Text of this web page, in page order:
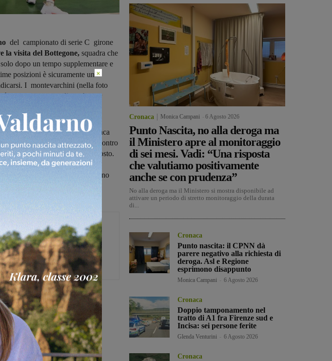
del campionato di serie C girone
la visita del Bottegone, squadra che
dopo un tempo supplementare e
posizioni è sicuramente un
I montevarchini (nella foto
non faranno regali, anche per
in classifica.
il ritorno a una vittoria che manca
nel match casalingo contro
si trova al terzultimo posto.
essere anche alla portata dei
il passo giusto il girone di ritorno
Cronaca Monica Campani 6 Agosto 2026
Punto Nascita, no alla deroga ma
il Ministero apre al monitoraggio
di sei mesi. Vadi: “Una risposta
che valutiamo positivamente
anche se con prudenza”
No alla deroga ma il Ministero si mostra disponibile ad
attivare un periodo di stretto monitoraggio della durata
di...
Cronaca
Punto nascita: il CPNN dà
parere negativo alla richiesta di
deroga. Asl e Regione
esprimono disappunto
Monica Campani 6 Agosto 2026
Cronaca
Doppio tamponamento nel
tratto di A1 fra Firenze sud e
Incisa: sei persone ferite
Glenda Venturini 6 Agosto 2026
Cronaca
×